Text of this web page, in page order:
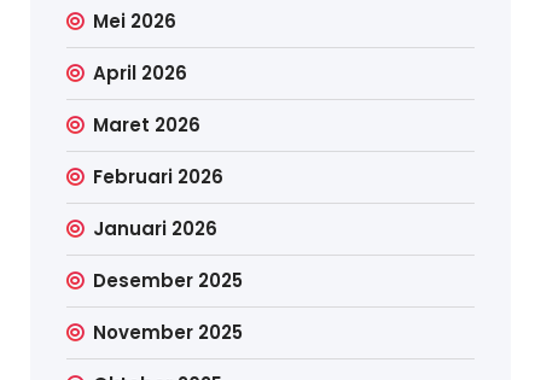
Mei 2026
April 2026
Maret 2026
Februari 2026
Januari 2026
Desember 2025
November 2025